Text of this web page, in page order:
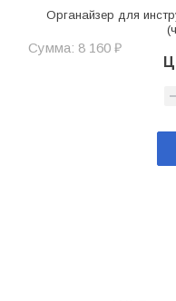
Органайзер для
Сумма: 8 160 ₽